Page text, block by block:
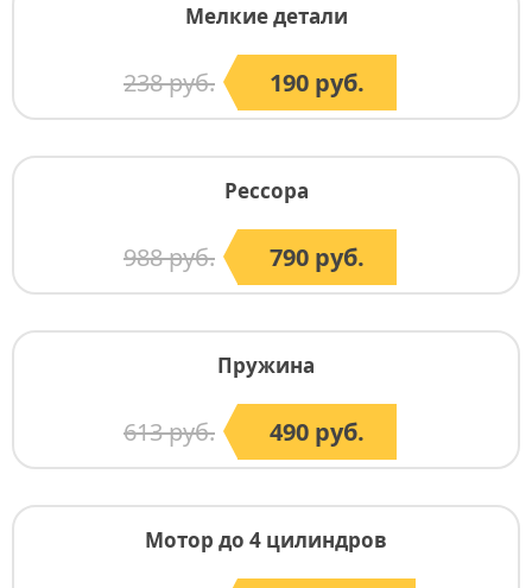
Мелкие детали
238 руб. 190 руб.
Рессора
988 руб. 790 руб.
Пружина
613 руб. 490 руб.
Мотор до 4 цилиндров